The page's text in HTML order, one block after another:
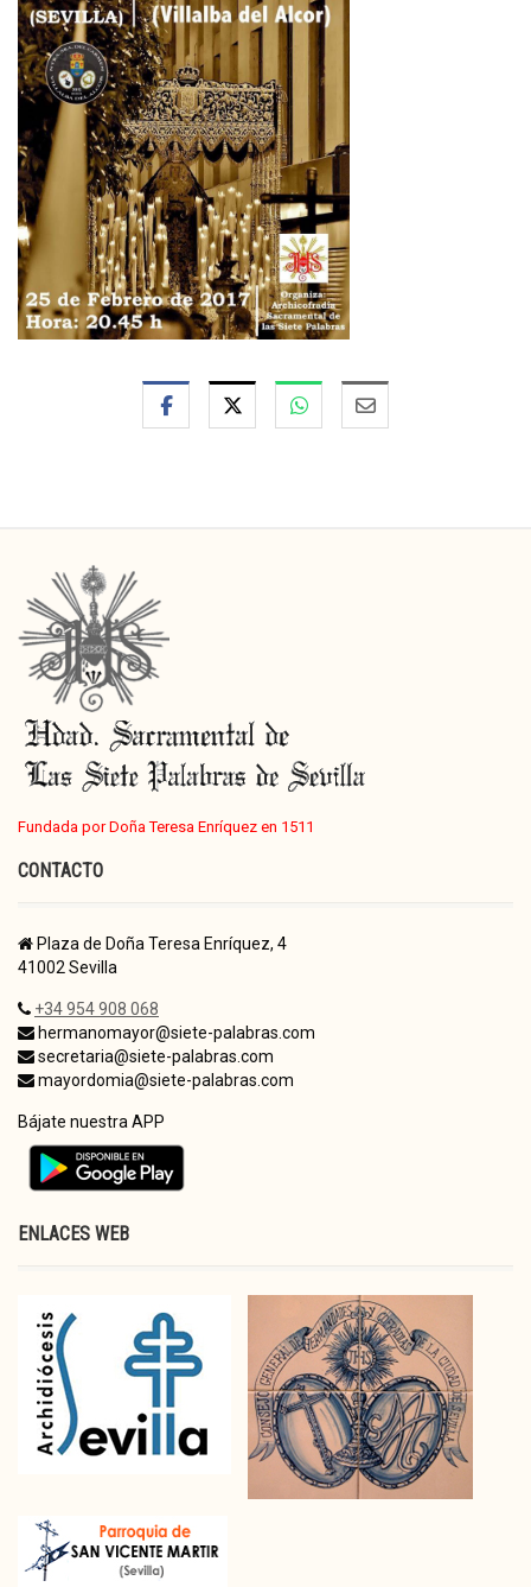
Fundada por Doña Teresa Enríquez en 1511
CONTACTO
Plaza de Doña Teresa Enríquez, 4
41002 Sevilla
+34 954 908 068
hermanomayor@siete-palabras.com
secretaria@siete-palabras.com
mayordomia@siete-palabras.com
Bájate nuestra APP
ENLACES WEB